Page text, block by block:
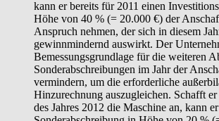
kann er bereits für 2011 einen
Höhe von 40 % (= 20.000 €) der
Anspruch nehmen, der sich in diesem
gewinnmindernd auswirkt. Der
Bemessungsgrundlage für die weiteren
Sonderabschreibungen im Jahr der
vermindern, um die erforderliche
Hinzurechnung auszugleichen. Schafft
des Jahres 2012 die Maschine an, kann